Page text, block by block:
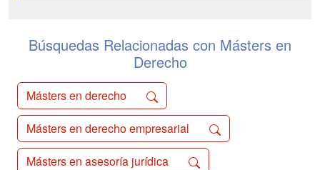
centros de ...
Búsquedas Relacionadas con Másters en
Derecho
Másters en derecho
Másters en derecho empresarial
Másters en asesoría jurídica